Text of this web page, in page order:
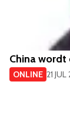
China
ONLINE 21